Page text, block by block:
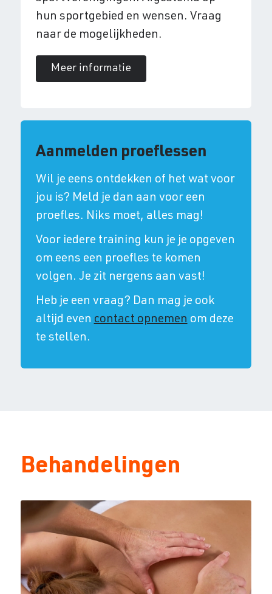
hun sportgebied en wensen. Vraag
naar de mogelijkheden.
Meer informatie
Aanmelden proeflessen
Wil je eens ontdekken of het wat voor
jou is? Meld je dan aan voor een
proefles. Niks moet, alles mag!
Voor iedere training kun je je opgeven
om eens een proefles te komen
volgen. Je zit nergens aan vast!
Heb je een vraag? Dan mag je ook
altijd evencontact opnemenom deze
te stellen.
Behandelingen